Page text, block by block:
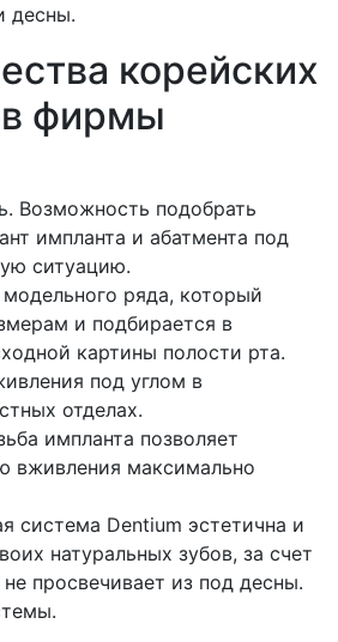
десны.
корейских
фирмы
Возможность подобрать
импланта и абатмента под
ситуацию.
ряда, который
и подбирается в
картины полости рта.
под углом в
отделах.
импланта позволяет
вживления максимально
система Dentium эстетична и
натуральных зубов, за счет
просвечивает из под десны.